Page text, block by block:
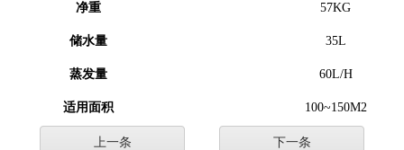
净重 57KG
储水量 35L
蒸发量 60L/H
适用面积 100~150M2
上一条 下一条